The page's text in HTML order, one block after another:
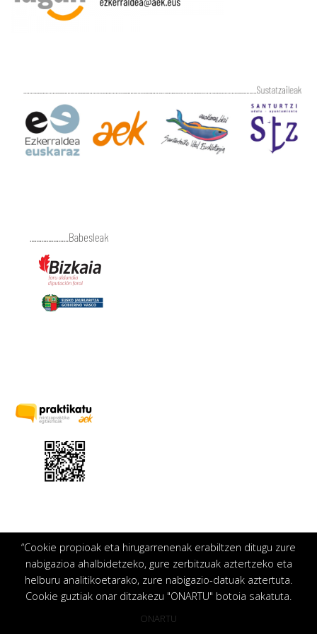
“Cookie propioak eta hirugarrenenak erabiltzen ditugu zure
nabigazioa ahalbidetzeko, gure zerbitzuak aztertzeko eta
helburu analitikoetarako, zure nabigazio-datuak aztertuta.
Cookie guztiak onar ditzakezu "ONARTU" botoia sakatuta.
ONARTU